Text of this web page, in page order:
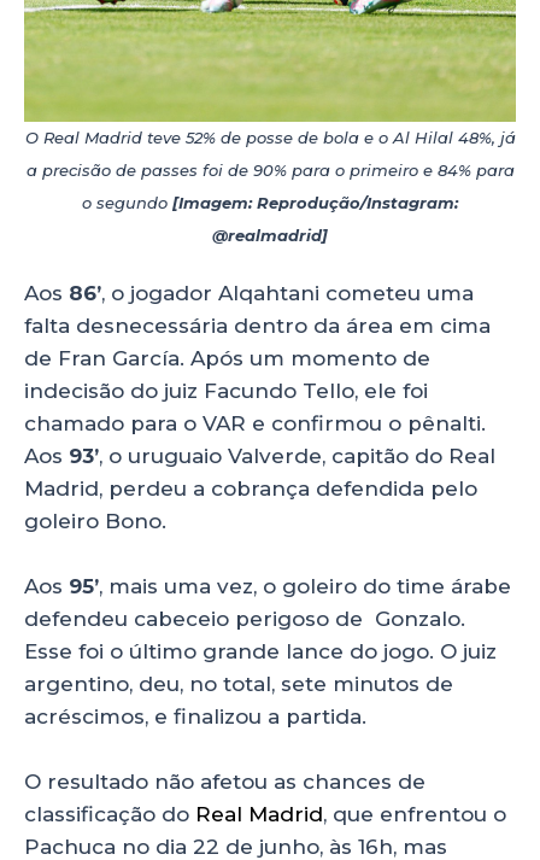
O Real Madrid teve 52% de posse de bola e o Al Hilal 48%, já
a precisão de passes foi de 90% para o primeiro e 84% para
o segundo [Imagem: Reprodução/Instagram:
@realmadrid]
Aos 86’, o jogador Alqahtani cometeu uma
falta desnecessária dentro da área em cima
de Fran García. Após um momento de
indecisão do juiz Facundo Tello, ele foi
chamado para o VAR e confirmou o pênalti.
Aos 93’, o uruguaio Valverde, capitão do Real
Madrid, perdeu a cobrança defendida pelo
goleiro Bono.
Aos 95’, mais uma vez, o goleiro do time árabe
defendeu cabeceio perigoso de Gonzalo.
Esse foi o último grande lance do jogo. O juiz
argentino, deu, no total, sete minutos de
acréscimos, e finalizou a partida.
O resultado não afetou as chances de
classificação do Real Madrid, que enfrentou o
Pachuca no dia 22 de junho, às 16h, mas